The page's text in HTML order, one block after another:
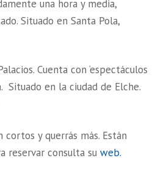
una hora y media,
Situado en Santa Pola,
Cuenta con ‘espectáculos
Situado en la ciudad de Elche.
y querrás más. Están
reservar consulta su web.